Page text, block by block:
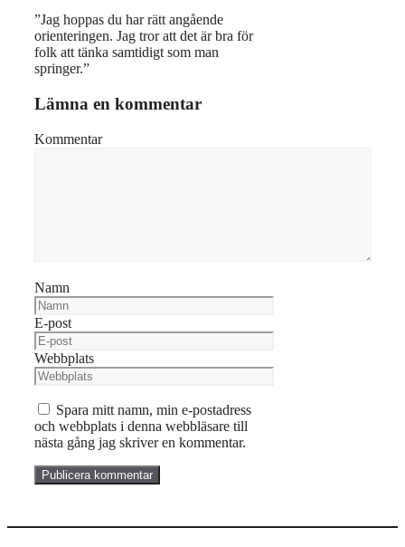
”Jag hoppas du har rätt angående
orienteringen. Jag tror att det är bra för
folk att tänka samtidigt som man
springer.”
Lämna en kommentar
Kommentar
Namn
E-post
Webbplats
Spara mitt namn, min e-postadress
och webbplats i denna webbläsare till
nästa gång jag skriver en kommentar.